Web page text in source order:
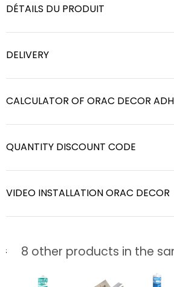
DÉTAILS DU PRODUIT
DELIVERY
CALCULATOR OF ORAC DECOR
QUANTITY DISCOUNT CODE
VIDEO INSTALLATION ORAC DECOR
8 other products in the